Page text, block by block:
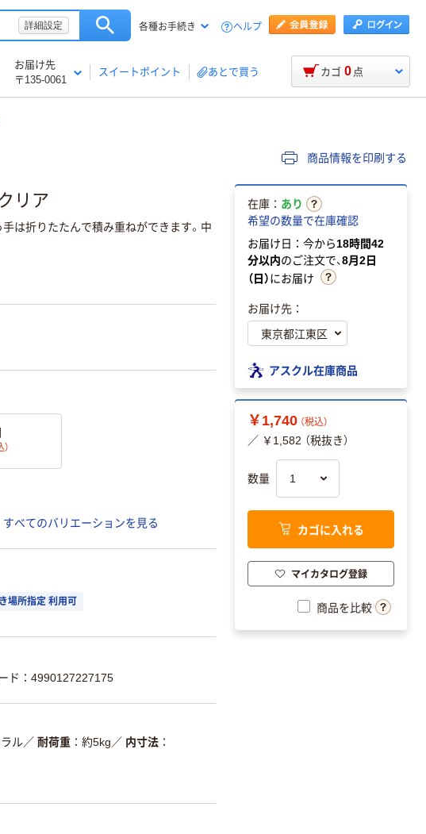
詳細設定 各種お手続き ヘルプ
お届け先
〒135-0061
スイートポイント あとで買う カゴ 0 点
商品情報を印刷する
リア
は折りたたんで積み重ねができます。中
すべてのバリエーションを見る
場所指定 利用可
ド：4990127227175
ル／ 耐荷重 約5kg ／ 内寸法
在庫： あり
希望の数量で在庫確認
お届け日：今から18時間42
分以内のご注文で、8月2日
（日）にお届け
お届け先：
アスクル在庫商品
￥1,740 （税込）
／ ￥1,582 （税抜き）
数量
カゴに入れる
マイカタログ登録
商品を比較